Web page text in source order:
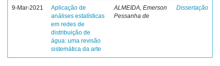
9-Mar-2021
Aplicação de
análises estatísticas
em redes de
distribuição de
água: uma revisão
sistemática da arte
ALMEIDA, Emerson
Pessanha de
Dissertação